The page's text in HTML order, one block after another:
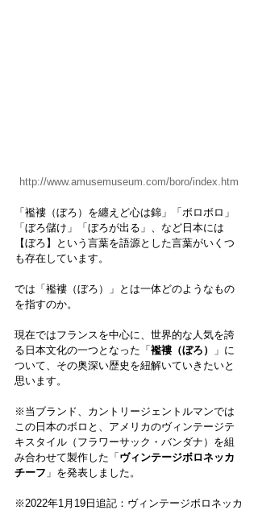
http://www.amusemuseum.com/boro/index.htm
「襤褸（ぼろ）を纏えど心は錦」「ボロボロ」
「ぼろ儲け」「ぼろが出る」、など日本には
【ぼろ】という言葉を語源とした言葉がいくつ
も存在しています。
では「襤褸（ぼろ）」とは一体どのようなもの
を指すのか。
現在ではフランスを中心に、世界的な人気を誇
る日本文化の一つとなった「 襤褸（ぼろ）
」に
ついて、その奥深い歴史を紐解いていきたいと
思います。
※当ブランド、カントリージェントルマンでは
この日本のボロと、アメリカのヴィンテージテ
キスタイル（フラワーサック・バンダナ）を組
み合わせて製作した「 ヴィンテージボロネッカ
チーフ 」を発表しました。
※2022年1月19日追記：ヴィンテージボロネッカ